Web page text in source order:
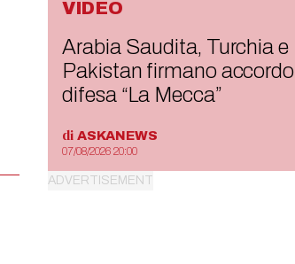
VIDEO
Arabia Saudita, Turchia e
Pakistan firmano accordo
difesa “La Mecca”
di ASKANEWS
07/08/2026 20:00